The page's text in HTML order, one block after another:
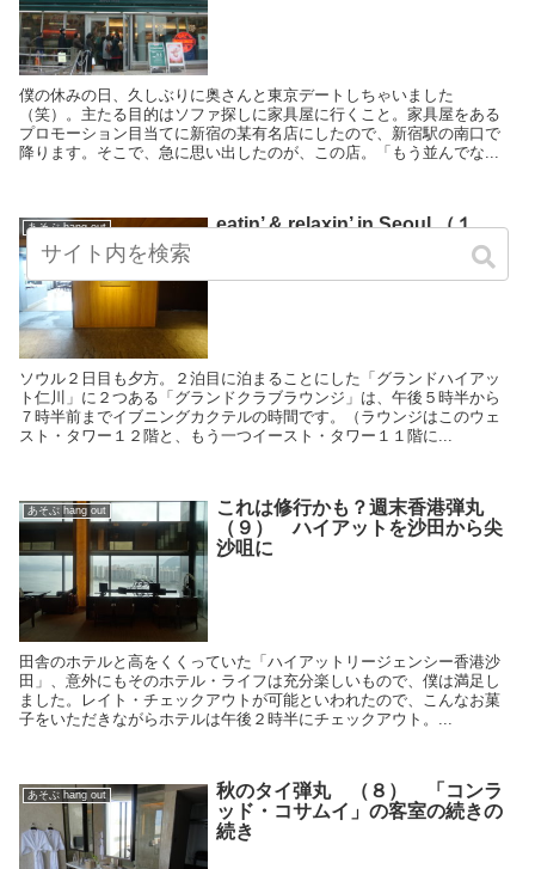
僕の休みの日、久しぶりに奥さんと東京デートしちゃいました
（笑）。主たる目的はソファ探しに家具屋に行くこと。家具屋をある
プロモーション目当てに新宿の某有名店にしたので、新宿駅の南口で
降ります。そこで、急に思い出したのが、この店。「もう並んでな...
あそぶ hang out
eatin’ & relaxin’ in Seoul （１
３） 「グランドハイアット仁
ソウル２日目も夕方。２泊目に泊まることにした「グランドハイアッ
ト仁川」に２つある「グランドクラブラウンジ」は、午後５時半から
７時半前までイブニングカクテルの時間です。（ラウンジはこのウェ
スト・タワー１２階と、もう一つイースト・タワー１１階に...
あそぶ hang out
これは修行かも？週末香港弾丸
（９） ハイアットを沙田から尖
沙咀に
田舎のホテルと高をくくっていた「ハイアットリージェンシー香港沙
田」、意外にもそのホテル・ライフは充分楽しいもので、僕は満足し
ました。レイト・チェックアウトが可能といわれたので、こんなお菓
子をいただきながらホテルは午後２時半にチェックアウト。...
あそぶ hang out
秋のタイ弾丸 （８） 「コンラ
ッド・コサムイ」の客室の続きの
続き